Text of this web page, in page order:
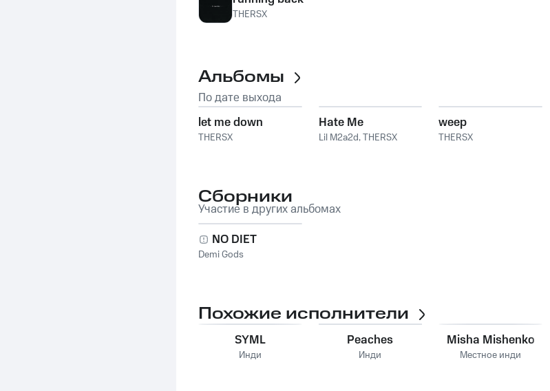
THERSX
Альбомы
По дате выхода
let me down
THERSX
Hate Me
Lil M2a2d,THERSX
weep
THERSX
Сборники
Участие в других альбомах
NO DIET
Demi Gods
Похожие исполнители
SYML
Инди
Peaches
Инди
Misha Mishenko
Местное инди